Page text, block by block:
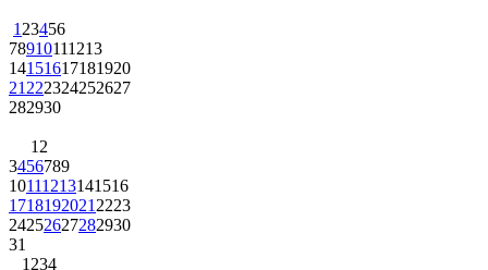
1 23456
78910111213
14151617181920
21 222324252627
282930
1 2
3456789
10111213141516
1718192021 2223
24252627282930
31
1 234